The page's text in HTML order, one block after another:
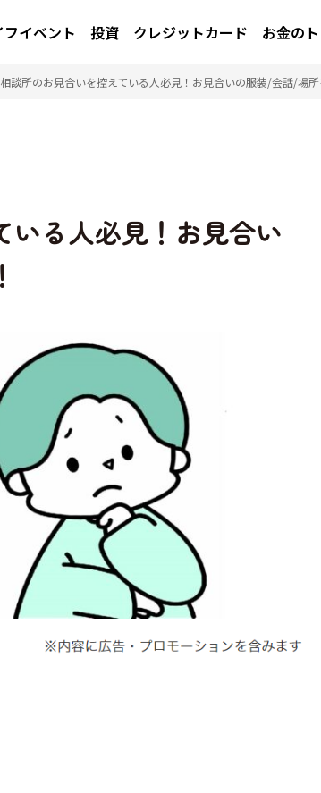
フイベント 投資 クレジットカード お金の
談所のお見合いを控えている人必見！お見合いの服装/会話/場所
る人必見！お見合い